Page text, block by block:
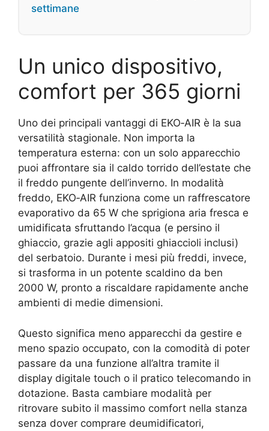
settimane
Un unico dispositivo,
comfort per 365 giorni
Uno dei principali vantaggi di EKO‑AIR è la sua
versatilità stagionale. Non importa la
temperatura esterna: con un solo apparecchio
puoi affrontare sia il caldo torrido dell’estate che
il freddo pungente dell’inverno. In modalità
freddo, EKO‑AIR funziona come un raffrescatore
evaporativo da 65 W che sprigiona aria fresca e
umidificata sfruttando l’acqua (e persino il
ghiaccio, grazie agli appositi ghiaccioli inclusi)
del serbatoio. Durante i mesi più freddi, invece,
si trasforma in un potente scaldino da ben
2000 W, pronto a riscaldare rapidamente anche
ambienti di medie dimensioni.
Questo significa meno apparecchi da gestire e
meno spazio occupato, con la comodità di poter
passare da una funzione all’altra tramite il
display digitale touch o il pratico telecomando in
dotazione. Basta cambiare modalità per
ritrovare subito il massimo comfort nella stanza
senza dover comprare deumidificatori,